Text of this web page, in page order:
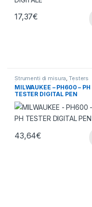
17,37€
Strumenti di misura,Testers
termometri e igrometri
MILWAUKEE – PH600 – PH
TESTER DIGITAL PEN
43,64€